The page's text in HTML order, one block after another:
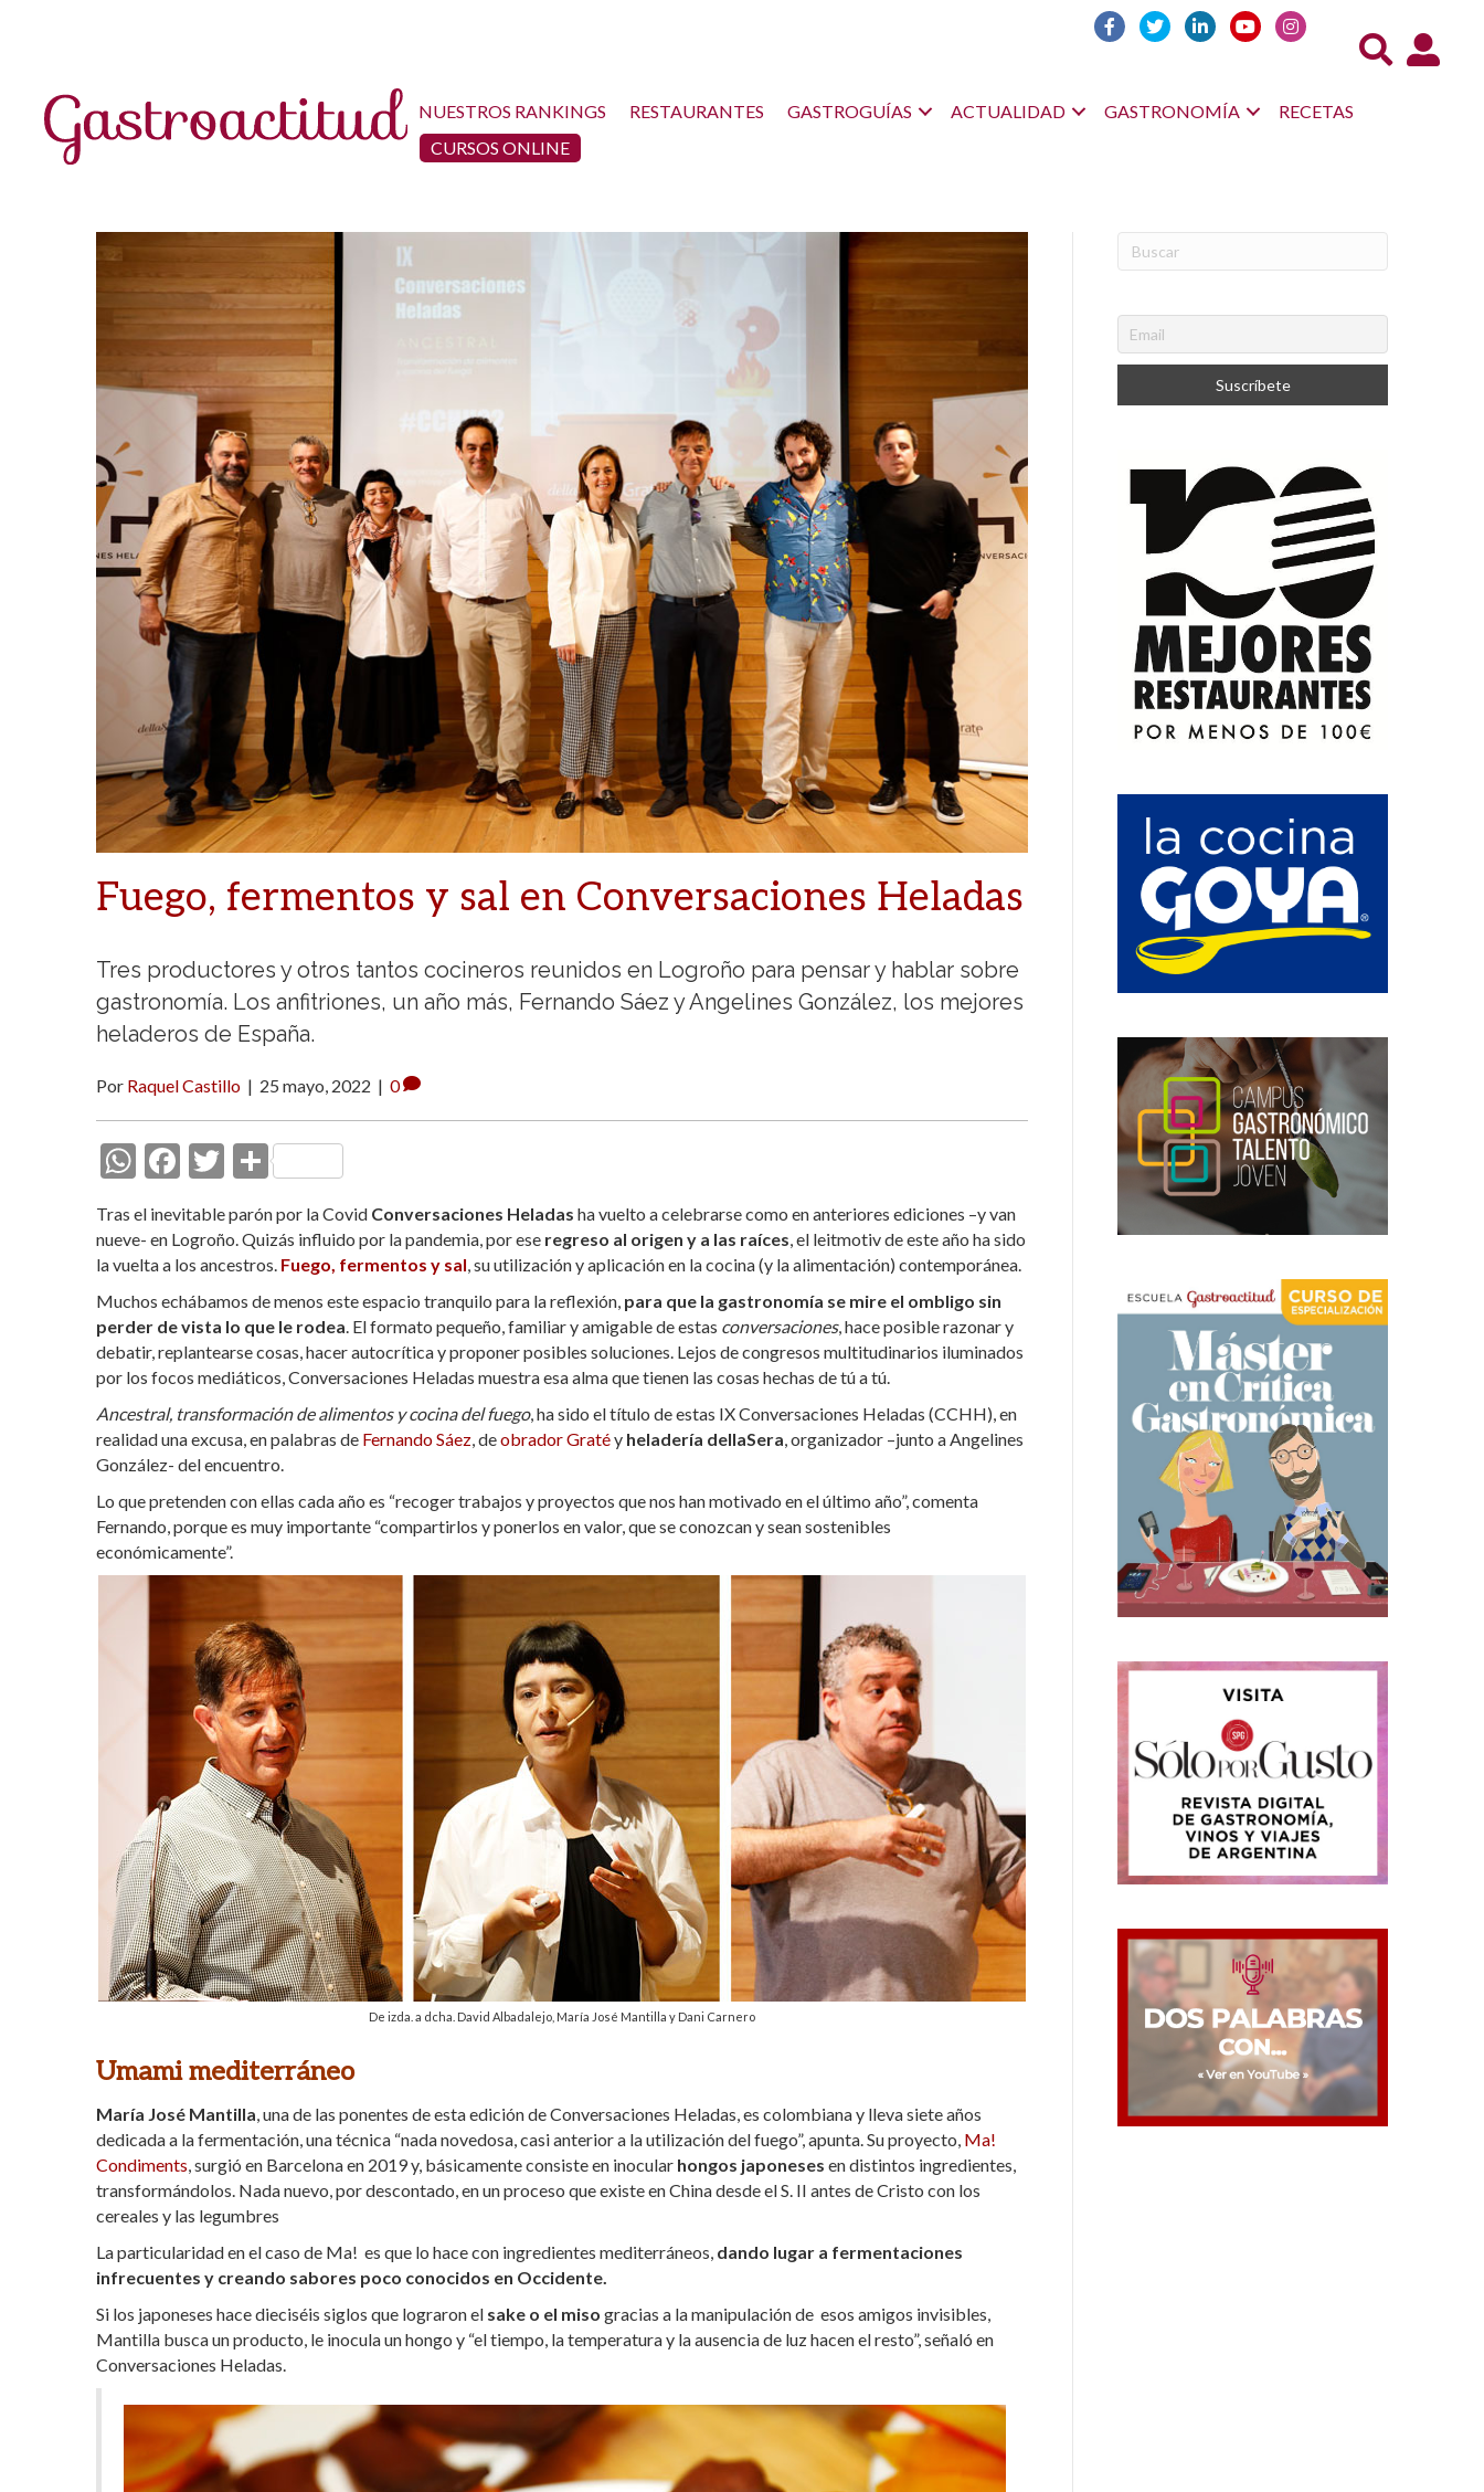
Acceso
NUESTROS RANKINGS RESTAURANTES GASTROGUÍAS ACTUALIDAD GASTRONOMÍA
RECETAS
CURSOS ONLINE
Fuego, fermentos y sal en Conversaciones Heladas
Tres productores y otros tantos cocineros reunidos en Logroño para pensar y hablar sobre
gastronomía. Los anfitriones, un año más, Fernando Sáez y Angelines González, los mejores
heladeros de España.
Por Raquel Castillo | 25 mayo, 2022 | 0
W
at
s
A
p
p
F
e
b
o
o
k
T
itt
er
C
m
p
ar
ti
r
Tras el inevitable parón por la Covid Conversaciones Heladas ha vuelto a celebrarse como en anteriores ediciones –y van
nueve- en Logroño. Quizás influido por la pandemia, por ese regreso al origen y a las raíces, el leitmotiv de este año ha sido
la vuelta a los ancestros. Fuego, fermentos y sal, su utilización y aplicación en la cocina (y la alimentación) contemporánea.
Muchos echábamos de menos este espacio tranquilo para la reflexión, para que la gastronomía se mire el ombligo sin
perder de vista lo que le rodea. El formato pequeño, familiar y amigable de estas conversaciones, hace posible razonar y
debatir, replantearse cosas, hacer autocrítica y proponer posibles soluciones. Lejos de congresos multitudinarios iluminados
por los focos mediáticos, Conversaciones Heladas muestra esa alma que tienen las cosas hechas de tú a tú.
Ancestral, transformación de alimentos y cocina del fuego, ha sido el título de estas IX Conversaciones Heladas (CCHH), en
realidad una excusa, en palabras de Fernando Sáez, deobrador Gratéy heladería dellaSera, organizador –junto a Angelines
González- del encuentro.
Lo que pretenden con ellas cada año es “recoger trabajos y proyectos que nos han motivado en el último año”, comenta
Fernando, porque es muy importante “compartirlos y ponerlos en valor, que se conozcan y sean sostenibles
económicamente”.
De izda. a dcha. David Albadalejo, María José Mantilla y Dani Carnero
Umami mediterráneo
María José Mantilla, una de las ponentes de esta edición de Conversaciones Heladas, es colombiana y lleva siete años
dedicada a la fermentación, una técnica “nada novedosa, casi anterior a la utilización del fuego”, apunta. Su proyecto, Ma!
Condiments, surgió en Barcelona en 2019 y, básicamente consiste en inocular hongos japoneses en distintos ingredientes,
transformándolos. Nada nuevo, por descontado, en un proceso que existe en China desde el S. II antes de Cristo con los
cereales y las legumbres
La particularidad en el caso de Ma! es que lo hace con ingredientes mediterráneos, dando lugar a fermentaciones
infrecuentes y creando sabores poco conocidos en Occidente.
Si los japoneses hace dieciséis siglos que lograron el sake o el miso gracias a la manipulación de esos amigos invisibles,
Mantilla busca un producto, le inocula un hongo y “el tiempo, la temperatura y la ausencia de luz hacen el resto”, señaló en
Conversaciones Heladas.